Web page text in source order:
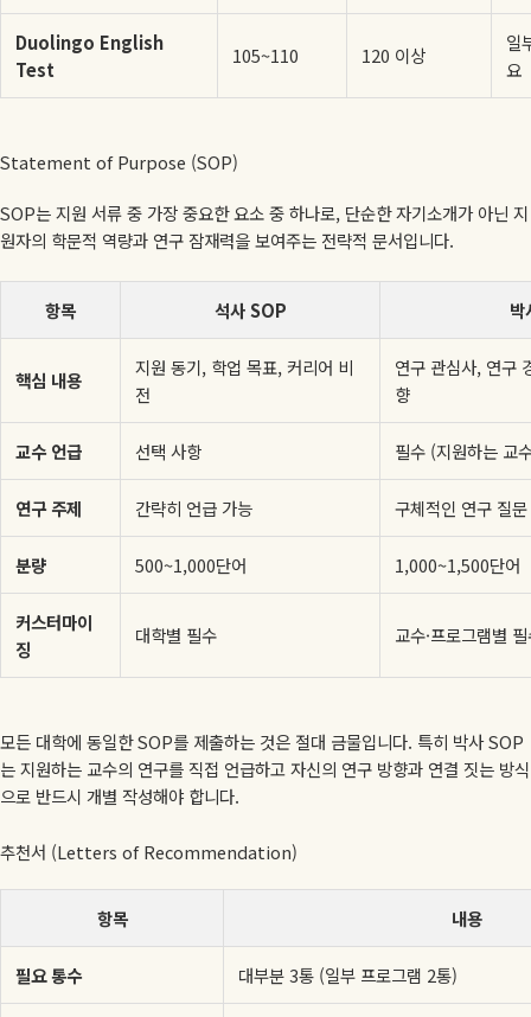
Duolingo English
Test
105~110 120 이상
일
요
Statement of Purpose (SOP)
SOP는 지원 서류 중 가장 중요한 요소 중 하나로, 단순한 자기소개가 아닌 지
원자의 학문적 역량과 연구 잠재력을 보여주는 전략적 문서입니다.
항목 석사 SOP
핵심 내용
지원 동기, 학업 목표, 커리어 비
전
연구 관심사, 연구
향
교수 언급 선택 사항 필수 (지원하는 교
연구 주제 간략히 언급 가능 구체적인 연구 질
분량 500~1,000단어 1,000~1,500단어
커스터마이
징
대학별 필수 교수·프로그램별
모든 대학에 동일한 SOP를 제출하는 것은 절대 금물입니다. 특히 박사 SOP
는 지원하는 교수의 연구를 직접 언급하고 자신의 연구 방향과 연결 짓는 방식
으로 반드시 개별 작성해야 합니다.
추천서 (Letters of Recommendation)
항목 내용
필요 통수 대부분 3통 (일부 프로그램 2통)